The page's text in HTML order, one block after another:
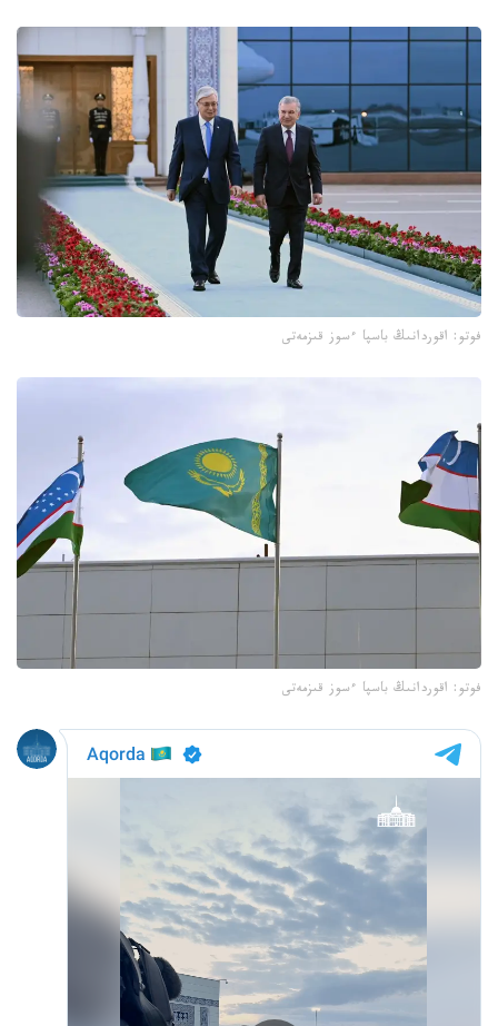
فوتو: اقوردانىڭ باسپا ءسوز قىزمەتى
فوتو: اقوردانىڭ باسپا ءسوز قىزمەتى